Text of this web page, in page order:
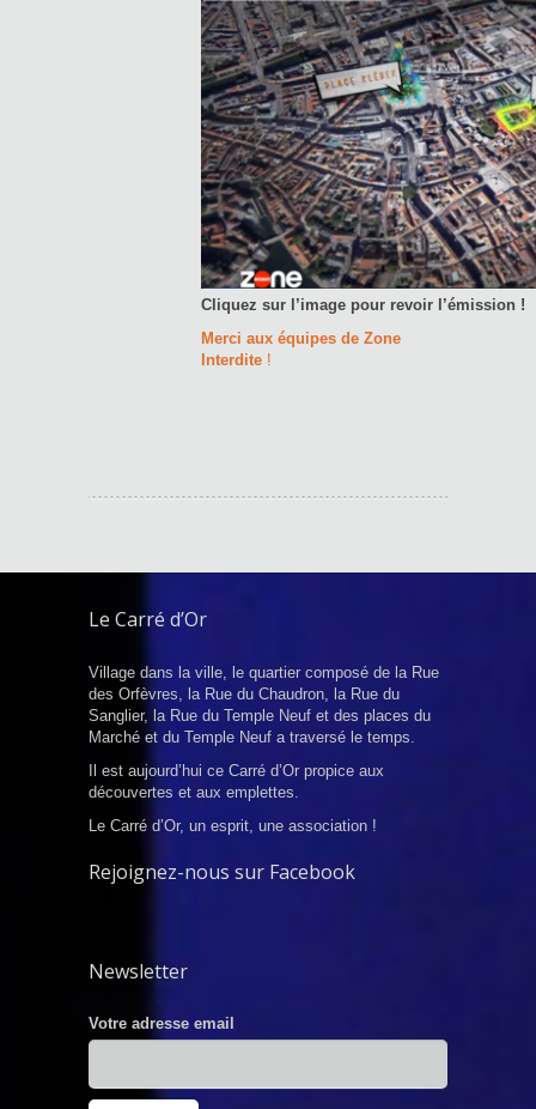
Cliquez sur l’image pour revoir l’émission !
Merci aux équipes de Zone
Interdite !
Le Carré d’Or
Village dans la ville, le quartier composé de la Rue
des Orfèvres, la Rue du Chaudron, la Rue du
Sanglier, la Rue du Temple Neuf et des places du
Marché et du Temple Neuf a traversé le temps.
Il est aujourd’hui ce Carré d’Or propice aux
découvertes et aux emplettes.
Le Carré d’Or, un esprit, une association !
Rejoignez-nous sur Facebook
Newsletter
Votre adresse email